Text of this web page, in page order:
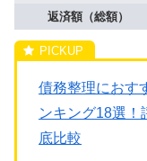
返済額（総額）
債務整理におす
ンキング18選！
底比較